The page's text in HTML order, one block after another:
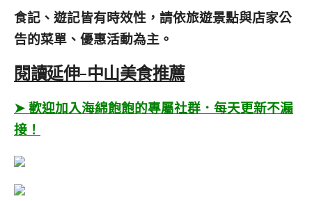
食記、遊記皆有時效性，請依旅遊景點與店家公
告的菜單、優惠活動為主。
閱讀延伸-中山美食推薦
➤ 歡迎加入海綿飽飽的專屬社群．每天更新不漏
接！